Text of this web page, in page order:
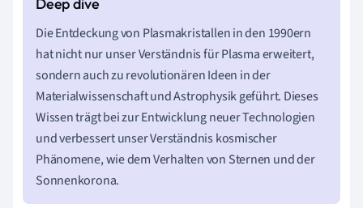
Die Entdeckung von Plasmakristallen in den 1990ern
hat nicht nur unser Verständnis für Plasma erweitert,
sondern auch zu revolutionären Ideen in der
Materialwissenschaft und Astrophysik geführt. Dieses
Wissen trägt bei zur Entwicklung neuer Technologien
und verbessert unser Verständnis kosmischer
Phänomene, wie dem Verhalten von Sternen und der
Sonnenkorona.